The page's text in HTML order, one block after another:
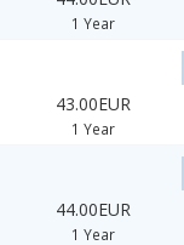
1 Year
43.00EUR
1 Year
44.00EUR
1 Year